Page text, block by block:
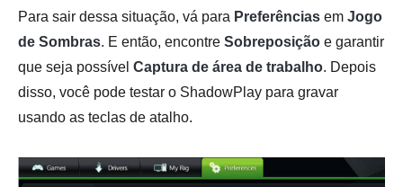
Para sair dessa situação, vá para Preferências em Jogo
de Sombras. E então, encontre Sobreposição e garantir
que seja possível Captura de área de trabalho. Depois
disso, você pode testar o ShadowPlay para gravar
usando as teclas de atalho.